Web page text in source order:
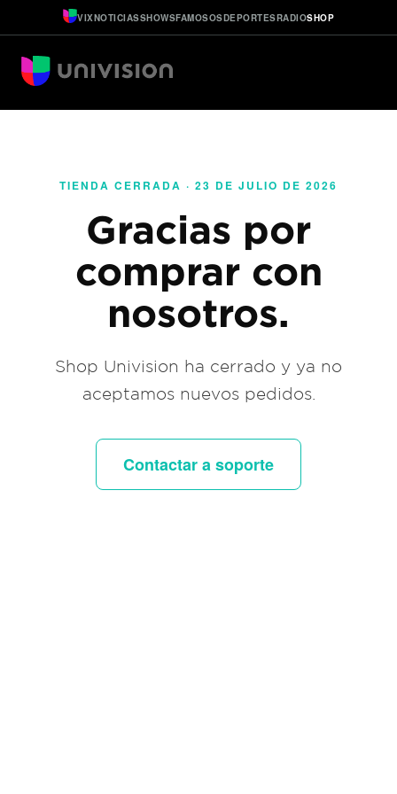
VIXNOTICIASSHOWSFAMOSOSDEPORTESRADIOSHOP
TIENDA CERRADA · 23 DE JULIO DE 2026
Gracias por
comprar con
nosotros.
Shop Univision ha cerrado y ya no
aceptamos nuevos pedidos.
Contactar a soporte